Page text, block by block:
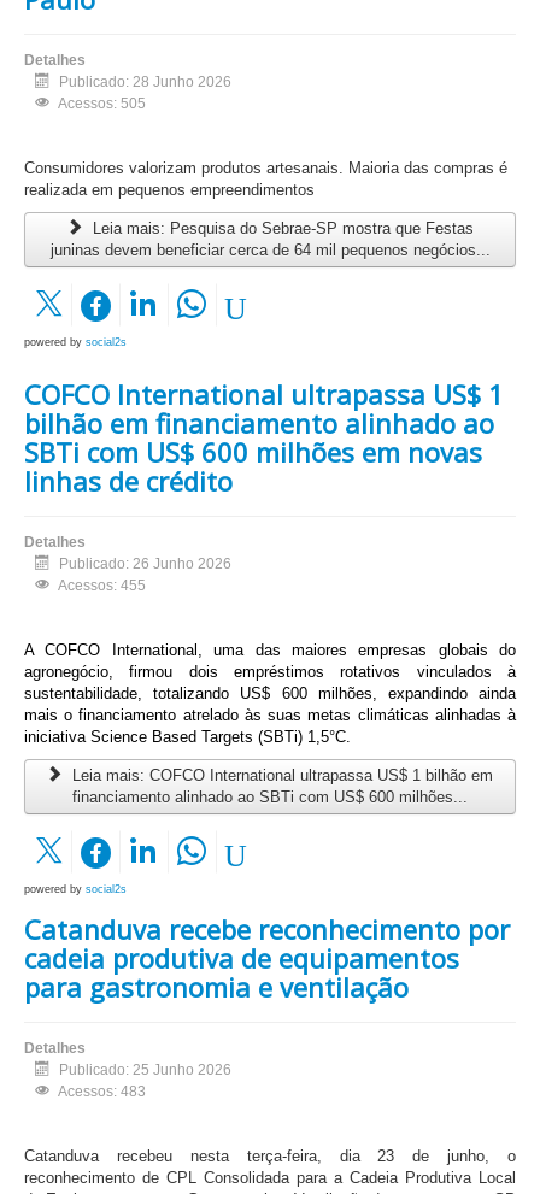
Detalhes
Publicado: 28 Junho 2026
Acessos: 505
Consumidores valorizam produtos artesanais. Maioria das compras é
realizada em pequenos empreendimentos
Leia mais: Pesquisa do Sebrae-SP mostra que Festas
juninas devem beneficiar cerca de 64 mil pequenos negócios...
powered by social2s
COFCO International ultrapassa US$ 1
bilhão em financiamento alinhado ao
SBTi com US$ 600 milhões em novas
linhas de crédito
Detalhes
Publicado: 26 Junho 2026
Acessos: 455
A COFCO International, uma das maiores empresas globais do
agronegócio, firmou dois empréstimos rotativos vinculados à
sustentabilidade, totalizando US$ 600 milhões, expandindo ainda
mais o financiamento atrelado às suas metas climáticas alinhadas à
iniciativa Science Based Targets (SBTi) 1,5°C.
Leia mais: COFCO International ultrapassa US$ 1 bilhão em
financiamento alinhado ao SBTi com US$ 600 milhões...
powered by social2s
Catanduva recebe reconhecimento por
cadeia produtiva de equipamentos
para gastronomia e ventilação
Detalhes
Publicado: 25 Junho 2026
Acessos: 483
Catanduva recebeu nesta terça-feira, dia 23 de junho, o
reconhecimento de CPL Consolidada para a Cadeia Produtiva Local